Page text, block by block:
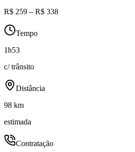
R$ 259 – R$ 338
Tempo
1h53
c/ trânsito
Distância
98 km
estimada
Contratação